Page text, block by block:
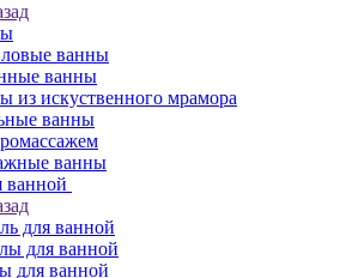
ванны
ванны
из искуственного мрамора
ванны
ванны
ванной
для ванной
для ванной
для ванной